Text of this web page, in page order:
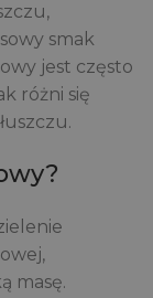
smak
jest często
różni się
masę.